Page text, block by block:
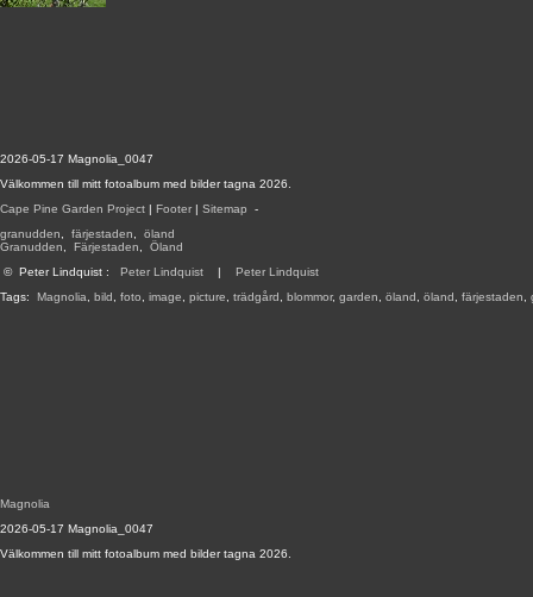
2026-05-17 Magnolia_0047
Välkommen till mitt fotoalbum med bilder tagna 2026.
Cape Pine Garden Project | Footer | Sitemap -
granudden
färjestaden
öland
Granudden
Färjestaden
Öland
© Peter Lindquist : Peter Lindquist | Peter Lindquist
Tags: Magnolia bild foto image picture trädgård blommor, garden öland öland färjestaden
Magnolia
2026-05-17 Magnolia_0047
Välkommen till mitt fotoalbum med bilder tagna 2026.